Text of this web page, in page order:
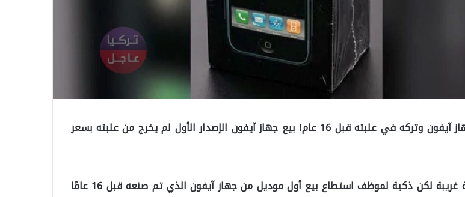
اشترى جهاز آيفون وتركه في علبته قبل 16 عام! بيع جهاز آيفون الإصدار الأول لم يخرج من علبته بسعر
في حادثة غريبة لكن ذكية لموظف استطاع بيع أول موديل من جهاز آيفون الذي تم صنعه قبل 16 عامًا